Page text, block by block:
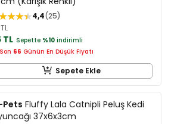
4,4 25
TL Sepette %10 indirimli
Son 66 Günün En Düşük Fiyatı
Sepete Ekle
Pets Fluffy Lala Catnipli Peluş Kedi
37x6x3cm